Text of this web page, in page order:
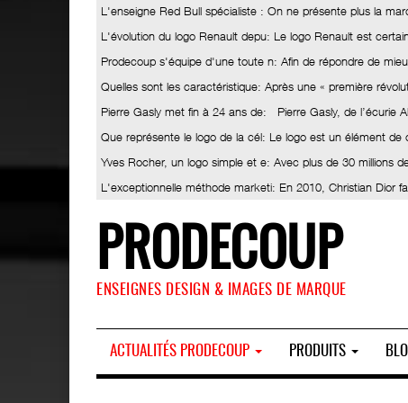
L'enseigne Red Bull spécialiste : On ne présente plus la
L'évolution du logo Renault depu: Le logo Renault est
Prodecoup s'équipe d'une toute n: Afin de répondre de
Quelles sont les caractéristique: Après une « première
Pierre Gasly met fin à 24 ans de: Pierre Gasly, de l’écurie
Que représente le logo de la cél: Le logo est un élément de
Yves Rocher, un logo simple et e: Avec plus de 30 millions
L'exceptionnelle méthode marketi: En 2010, Christian Dior
PRODECOUP
ENSEIGNES DESIGN & IMAGES DE MARQUE
ACTUALITÉS PRODECOUP PRODUITS